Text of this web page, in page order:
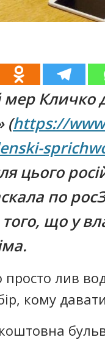
Кличко
(https://
цього
по
що у
лив
кому